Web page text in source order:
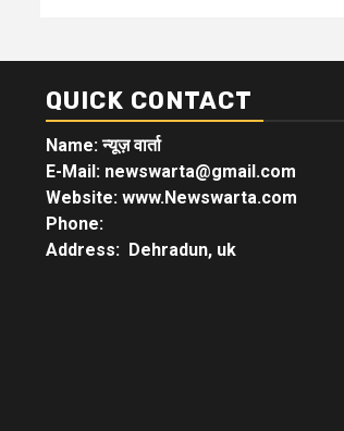
QUICK CONTACT
Name: न्यूज़ वार्ता
E-Mail: newswarta@gmail.com
Website: www.Newswarta.com
Phone:
Address: Dehradun, uk